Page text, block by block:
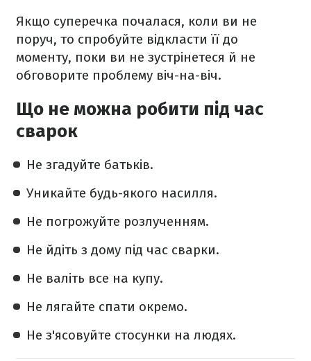
Якщо суперечка почалася, коли ви не
поруч, то спробуйте відкласти її до
моменту, поки ви не зустрінетеся й не
обговорите проблему віч-на-віч.
Що не можна робити під час
сварок
Не згадуйте батьків.
Уникайте будь-якого насилля.
Не погрожуйте розлученням.
Не йдіть з дому під час сварки.
Не валіть все на купу.
Не лягайте спати окремо.
Не з'ясовуйте стосунки на людях.